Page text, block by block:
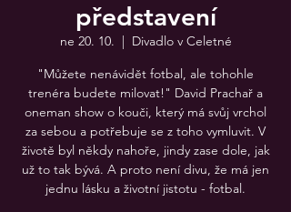
představení
ne 20. 10.
  |
Divadlo v Celetné
"Můžete nenávidět fotbal, ale tohohle
trenéra budete milovat!" David Prachař a
oneman show o kouči, který má svůj vrchol
za sebou a potřebuje se z toho vymluvit. V
životě byl někdy nahoře, jindy zase dole, jak
už to tak bývá. A proto není divu, že má jen
jednu lásku a životní jistotu - fotbal.